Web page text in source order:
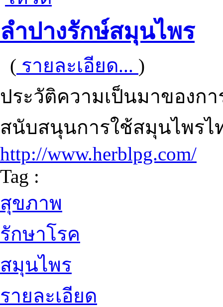
ลำปางรักษ์สมุนไพร
( รายละเอียด... )
ประวัติความเป็นมาของก
สนับสนุนการใช้สมุนไพร
http://www.herblpg.com/
Tag :
สุขภาพ
รักษาโรค
สมุนไพร
รายละเอียด